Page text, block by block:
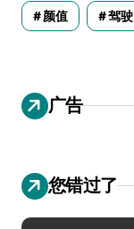
颜值 驾驶
广告
您错过了